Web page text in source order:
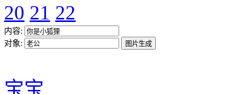
20 21 22
内容:
对象:
宝宝